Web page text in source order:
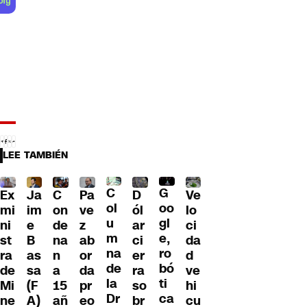
LEE TAMBIÉN
Ex
mi
ni
st
ra
de
Mi
ne
Ja
im
e
B
as
sa
(F
A)
C
on
de
na
n
a
15
añ
Pa
ve
z
ab
or
da
pr
eo
C
ol
u
m
na
de
la
Dr
D
ól
ar
ci
er
ra
so
br
G
oo
gl
e,
ro
bó
ti
ca
Ve
lo
ci
da
d
ve
hi
cu